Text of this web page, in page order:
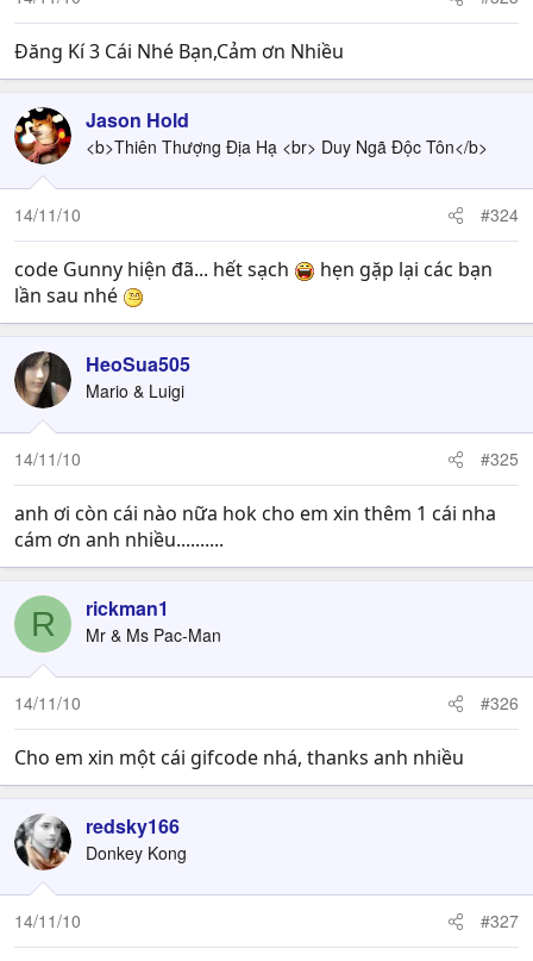
Đăng Kí 3 Cái Nhé Bạn,Cảm ơn Nhiều
Jason Hold
<b>Thiên Thượng Địa Hạ <br> Duy Ngã Độc Tôn</b>
14/11/10 #324
code Gunny hiện đã... hết sạch
hẹn gặp lại các bạn
lần sau nhé
HeoSua505
Mario & Luigi
14/11/10 #325
anh ơi còn cái nào nữa hok cho em xin thêm 1 cái nha
cám ơn anh nhiều..........
R rickman1
Mr & Ms Pac-Man
14/11/10 #326
Cho em xin một cái gifcode nhá, thanks anh nhiều
redsky166
Donkey Kong
14/11/10 #327